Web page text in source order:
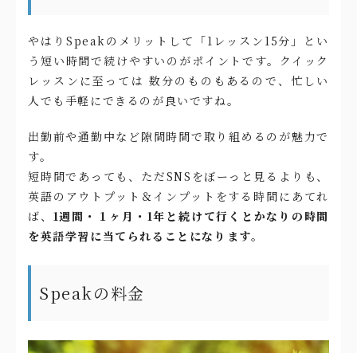
やはりSpeakのメリットして「1レッスン15分」とい
う短い時間で続けやすいのがポイントです。クイック
レッスンに至っては 数分のものもあるので、忙しい
人でも手軽にできるのが良いですね。
出勤前や通勤中など隙間時間で取り組めるのが魅力で
す。
短時間であっても、ただSNSをぼーっと見るよりも、
英語のアウトプット＆インプットをする時間にあてれ
ば、 1週間・１ヶ月・1年と続けて行くとかなりの時間
を英語学習に当てられることになります。
Speakの料金